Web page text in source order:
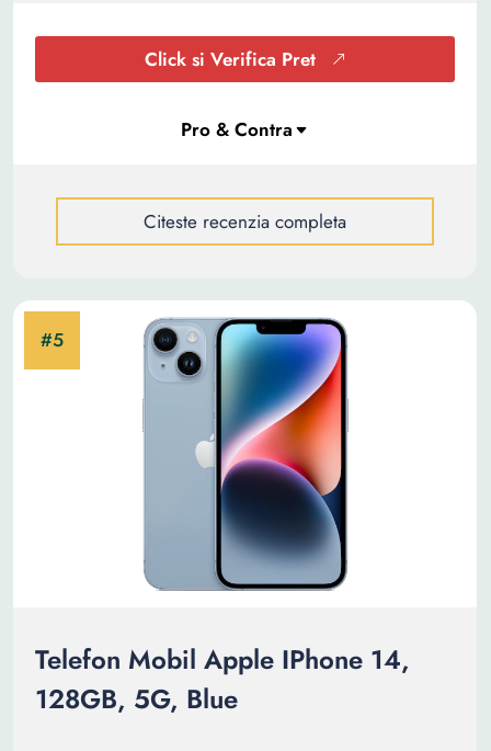
Click si Verifica Pret
Citeste recenzia completa
Telefon Mobil Apple IPhone 14,
128GB, 5G, Blue